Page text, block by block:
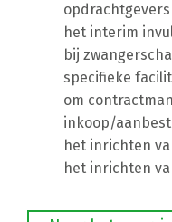
het interim
bij
specifieke
om
inkoop/
het inrichten
het inrichten